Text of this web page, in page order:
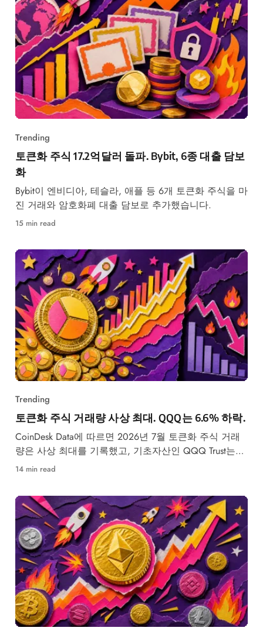
Trending
토큰화 주식 17.2억달러 돌파. Bybit, 6종 대출 담보
화
Bybit이 엔비디아, 테슬라, 애플 등 6개 토큰화 주식을 마
진 거래와 암호화폐 대출 담보로 추가했습니다.
15 min read
Trending
토큰화 주식 거래량 사상 최대. QQQ는 6.6% 하락.
CoinDesk Data에 따르면 2026년 7월 토큰화 주식 거래
량은 사상 최대를 기록했고, 기초자산인 QQQ Trust는
6.6% 하락했다.
14 min read